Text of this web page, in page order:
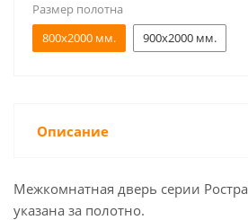
Размер полотна
800x2000 мм.
900x2000 мм.
Описание
Межкомнатная дверь серии
указана за полотно.